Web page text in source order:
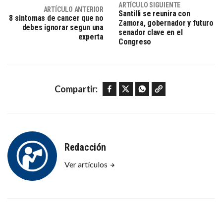
ARTÍCULO ANTERIOR
8 sintomas de cancer que no
debes ignorar segun una
experta
ARTÍCULO SIGUIENTE
Santilli se reunira con
Zamora, gobernador y futuro
senador clave en el
Congreso
Compartir: Facebook Twitter WhatsApp Copy link
Redacción
Ver artículos